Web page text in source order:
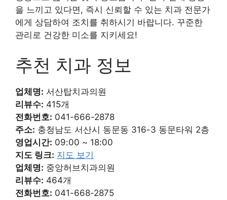
을 느끼고 있다면, 즉시 신뢰할 수 있는 치과 전문가
에게 상담하여 조치를 취하시기 바랍니다. 꾸준한
관리로 건강한 미소를 지키세요!
추천 치과 정보
업체명: 서산탑치과의원
리뷰수: 415개
전화번호: 041-666-2878
주소: 충청남도 서산시 동문동 316-3 동문타워 2층
영업시간: 09:00 ~ 18:00
지도 링크: 지도 보기
업체명: 중앙허브치과의원
리뷰수: 464개
전화번호: 041-668-2875